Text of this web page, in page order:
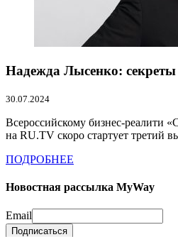
Надежда Лысенко:
30.07.2024
Всероссийскому бизнес-реалити
на RU.TV скоро стартует третий
ПОДРОБНЕЕ
Новостная рассылка MyWay
Email